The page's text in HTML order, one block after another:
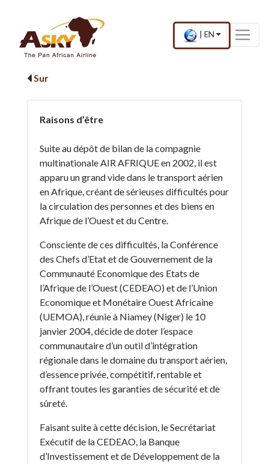
Current
country
EN .
Press
and
×
Sur
Raisons d’être
Suite au dépôt de bilan de la compagnie
multinationale AIR AFRIQUE en 2002, il est
apparu un grand vide dans le transport aérien
en Afrique, créant de sérieuses difficultés pour
la circulation des personnes et des biens en
Afrique de l’Ouest et du Centre.
Consciente de ces difficultés, la Conférence
des Chefs d’Etat et de Gouvernement de la
Communauté Economique des Etats de
l’Afrique de l’Ouest (CEDEAO) et de l’Union
Economique et Monétaire Ouest Africaine
(UEMOA), réunie à Niamey (Niger) le 10
janvier 2004, décide de doter l’espace
communautaire d’un outil d’intégration
régionale dans le domaine du transport aérien,
d’essence privée, compétitif, rentable et
offrant toutes les garanties de sécurité et de
sûreté.
Faisant suite à cette décision, le Secrétariat
Exécutif de la CEDEAO, la Banque
d’Investissement et de Développement de la